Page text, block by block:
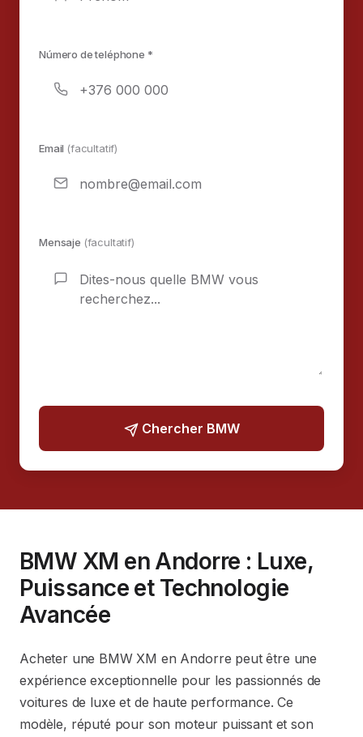
Número de teléphone *
Email (facultatif)
Mensaje (facultatif)
Chercher BMW
BMW XM en Andorre : Luxe,
Puissance et Technologie
Avancée
Acheter une BMW XM en Andorre peut être une
expérience exceptionnelle pour les passionnés de
voitures de luxe et de haute performance. Ce
modèle, réputé pour son moteur puissant et son